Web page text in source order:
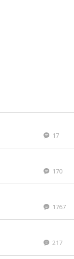
17
170
1767
217